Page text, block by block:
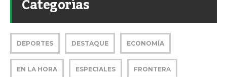
Categorías
DEPORTES DESTAQUE ECONOMÍA
EN LA HORA ESPECIALES FRONTERA